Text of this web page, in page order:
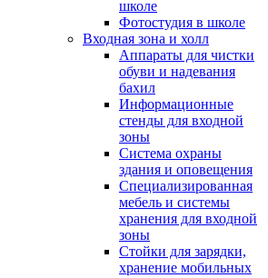
школе
Фотостудия в школе
Входная зона и холл
Аппараты для чистки
обуви и надевания
бахил
Информационные
стенды для входной
зоны
Система охраны
здания и оповещения
Специализированная
мебель и системы
хранения для входной
зоны
Стойки для зарядки,
хранение мобильных